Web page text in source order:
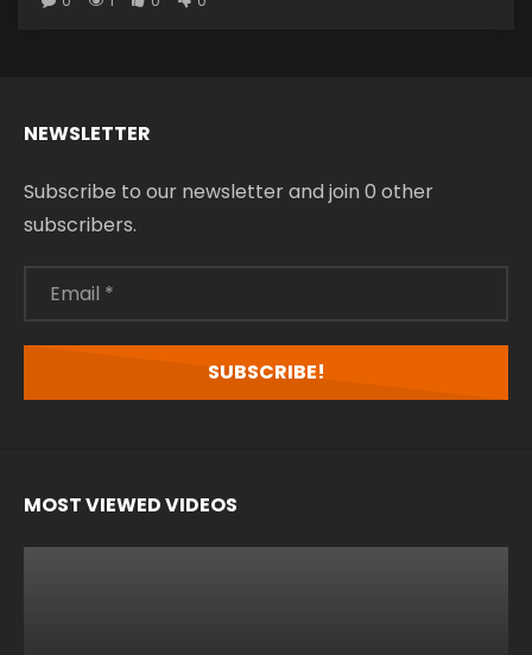
NEWSLETTER
Subscribe to our newsletter and join 0 other
subscribers.
MOST VIEWED VIDEOS